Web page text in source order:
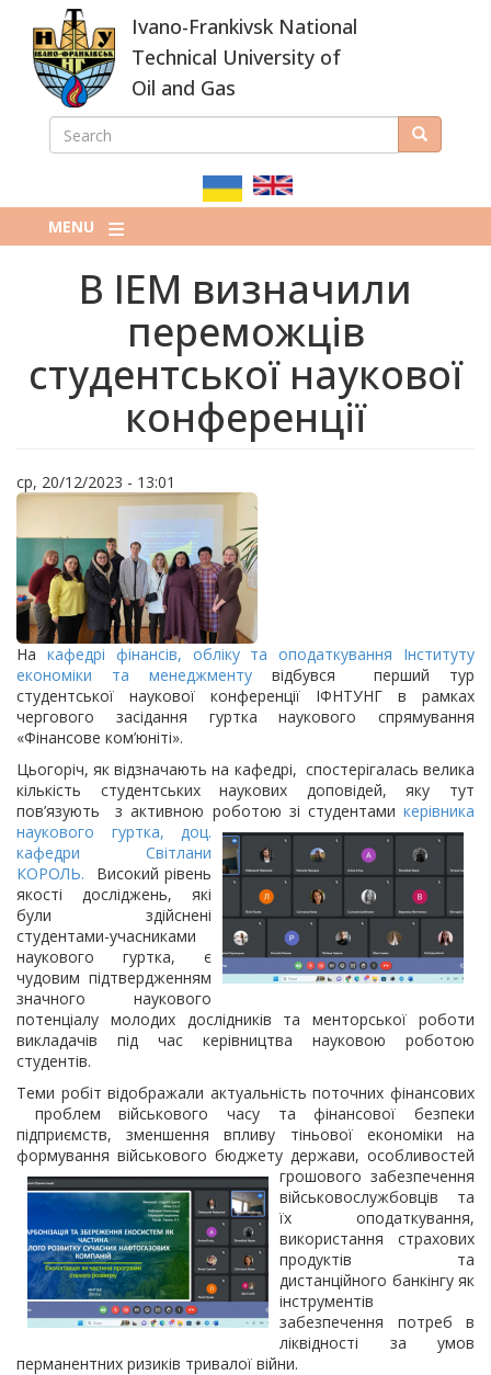
main
content
Ivano-Frankivsk National
Technical University of
Oil and Gas
ПОШУКОВА
SEARCH Search
MENU
В ІЕМ визначили
переможців
студентської наукової
конференції
ср, 20/12/2023 - 13:01
На кафедрі фінансів, обліку та оподаткування
Інституту
економіки та менеджментувідбувся перший тур
студентської наукової конференції ІФНТУНГ в рамках
чергового засідання гуртка наукового спрямування
«Фінансове ком’юніті».
Цьогоріч, як відзначають на кафедрі, спостерігалась велика
кількість студентських наукових доповідей, яку тут
пов’язують з активною роботою зі студентамикерівника
наукового гуртка, доц.
кафедри Світлани
КОРОЛЬ.
Високий рівень
якості досліджень, які
були здійснені
студентами-учасниками
наукового гуртка, є
чудовим підтвердженням
значного наукового
потенціалу молодих дослідників та менторської роботи
викладачів під час керівництва науковою роботою
студентів.
Теми робіт відображали актуальність поточних фінансових
проблем військового часу та фінансової безпеки
підприємств, зменшення впливу тіньової економіки на
формування військового бюджету держави, особливостей
грошового забезпечення
військовослужбовців та
їх оподаткування,
використання страхових
продуктів та
дистанційного банкінгу як
інструментів
забезпечення потреб в
ліквідності за умов
перманентних ризиків тривалої війни.